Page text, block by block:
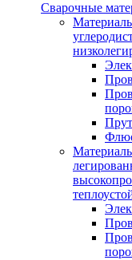
Сварочные